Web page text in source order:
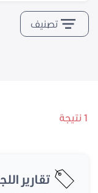
تصنيف
1 نتيجة
تقارير